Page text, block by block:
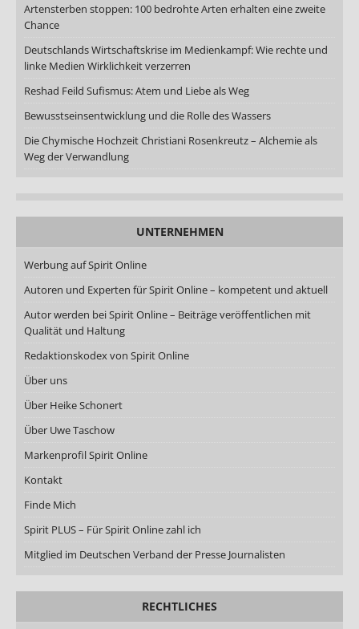
Artensterben stoppen: 100 bedrohte Arten erhalten eine zweite
Chance
Deutschlands Wirtschaftskrise im Medienkampf: Wie rechte und
linke Medien Wirklichkeit verzerren
Reshad Feild Sufismus: Atem und Liebe als Weg
Bewusstseinsentwicklung und die Rolle des Wassers
Die Chymische Hochzeit Christiani Rosenkreutz – Alchemie als
Weg der Verwandlung
UNTERNEHMEN
Werbung auf Spirit Online
Autoren und Experten für Spirit Online – kompetent und aktuell
Autor werden bei Spirit Online – Beiträge veröffentlichen mit
Qualität und Haltung
Redaktionskodex von Spirit Online
Über uns
Über Heike Schonert
Über Uwe Taschow
Markenprofil Spirit Online
Kontakt
Finde Mich
Spirit PLUS – Für Spirit Online zahl ich
Mitglied im Deutschen Verband der Presse Journalisten
RECHTLICHES